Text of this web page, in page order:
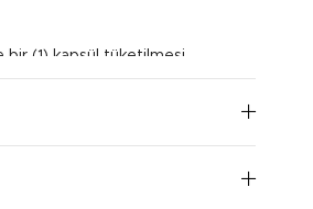
bir (1) kapsül tüketilmesi